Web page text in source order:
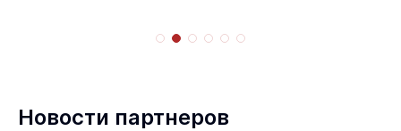
Новости партнеров